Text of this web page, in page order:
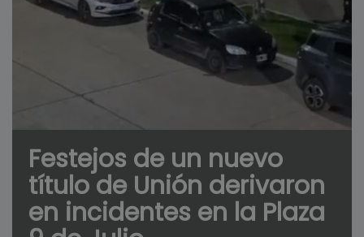
Festejos de un nuevo
título de Unión derivaron
en incidentes en la Plaza